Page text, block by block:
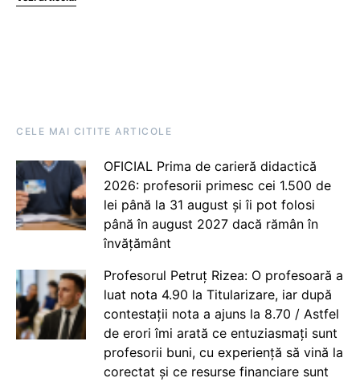
CELE MAI CITITE ARTICOLE
OFICIAL Prima de carieră didactică
2026: profesorii primesc cei 1.500 de
lei până la 31 august și îi pot folosi
până în august 2027 dacă rămân în
învățământ
Profesorul Petruț Rizea: O profesoară a
luat nota 4.90 la Titularizare, iar după
contestații nota a ajuns la 8.70 / Astfel
de erori îmi arată ce entuziasmați sunt
profesorii buni, cu experiență să vină la
corectat și ce resurse financiare sunt